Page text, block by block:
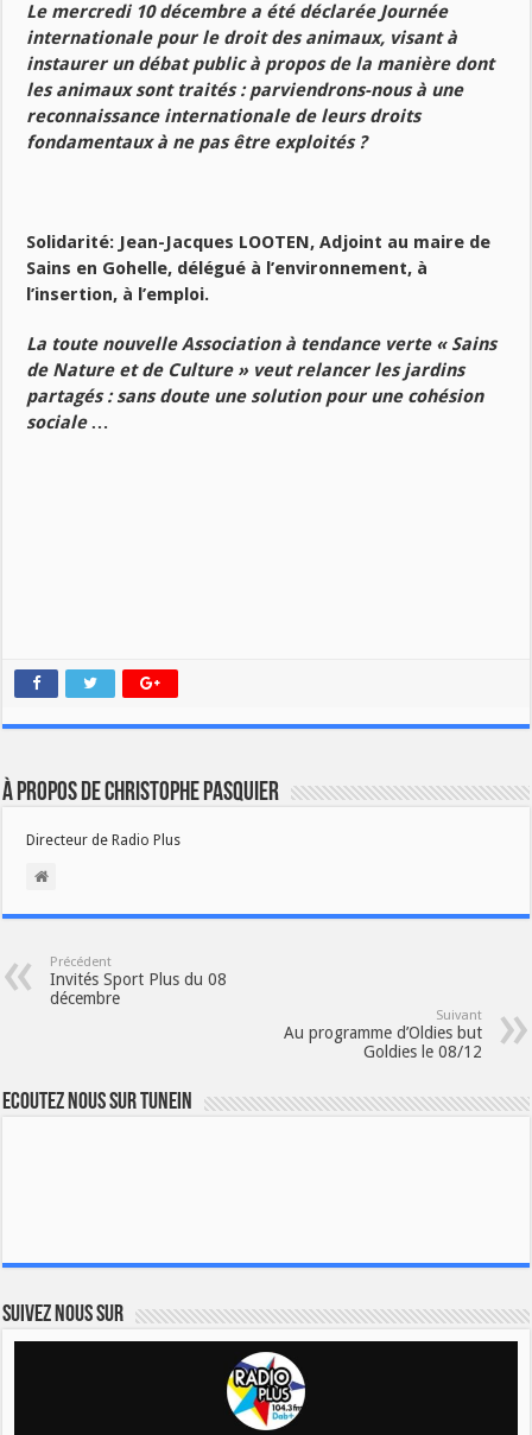
Le mercredi 10 décembre a été déclarée Journée
internationale pour le droit des animaux, visant à
instaurer un débat public à propos de la manière dont
les animaux sont traités : parviendrons-nous à une
reconnaissance internationale de leurs droits
fondamentaux à ne pas être exploités ?
Solidarité: Jean-Jacques LOOTEN, Adjoint au maire de
Sains en Gohelle, délégué à l’environnement, à
l’insertion, à l’emploi.
La toute nouvelle Association à tendance verte « Sains
de Nature et de Culture » veut relancer les jardins
partagés : sans doute une solution pour une cohésion
sociale …
À propos de Christophe PASQUIER
Directeur de Radio Plus
Précédent
Invités Sport Plus du 08
décembre
Suivant
Au programme d’Oldies but
Goldies le 08/12
Ecoutez nous sur TuneIn
Suivez nous sur